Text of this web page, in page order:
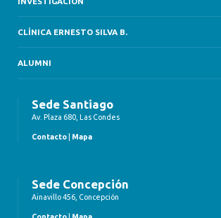
CLÍNICA ERNESTO SILVA B.
ALUMNI
Sede Santiago
Av. Plaza 680, Las Condes
Contacto Mapa
Sede Concepción
Ainavillo 456, Concepción